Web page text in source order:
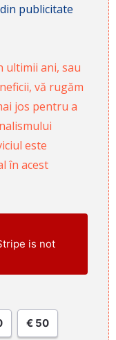
publicitate
ultimii ani, sau
vă rugăm
jos pentru a
este
în acest
is not
€ 50